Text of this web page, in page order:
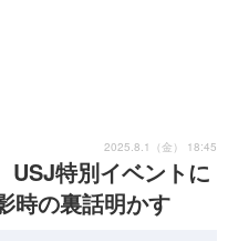
USJ特別イベントに
時の裏話明かす
2025.8.1（金） 18:45